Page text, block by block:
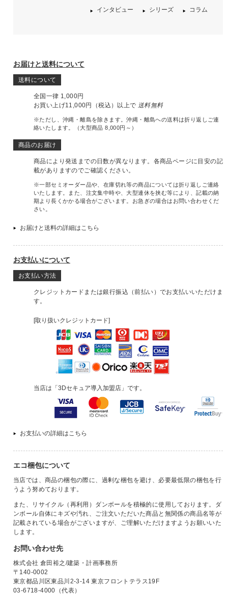
インタビュー シリーズ コラム
お届けと送料について
送料について
全国一律 1,000円
お買い上げ11,000円（税込）以上で 送料無料
※ただし、沖縄・離島を除きます。沖縄・離島への送料は折り返しご連
絡いたします。（大型商品 8,000円～）
商品のお届け
商品により発送までの日数が異なります。各商品ページに目安の記
載がありますのでご確認ください。
※一部セミオーダー品や、在庫切れ等の商品については折り返しご連絡
いたします。また、注文集中時や、大型連休を挟む等により、記載の納
期より長くかかる場合がございます。お急ぎの場合はお問い合わせくだ
さい。
お届けと送料の詳細はこちら
お支払いについて
お支払い方法
クレジットカードまたは銀行振込（前払い）でお支払いいただけま
す。
[取り扱いクレジットカード]
当店は「3Dセキュア導入加盟店」です。
お支払いの詳細はこちら
エコ梱包について
当店では、商品の梱包の際に、過剰な梱包を避け、必要最低限の梱包を行
うよう努めております。
また、リサイクル（再利用）ダンボールを積極的に使用しております。ダ
ンボール自体にキズや汚れ、ご注文いただいた商品と無関係の商品名等が
記載されている場合がございますが、ご理解いただけますようお願いいた
します。
お問い合わせ先
株式会社 倉田裕之/建築・計画事務所
〒140-0002
東京都品川区東品川2-3-14 東京フロントテラス19F
03-6718-4000（代表）